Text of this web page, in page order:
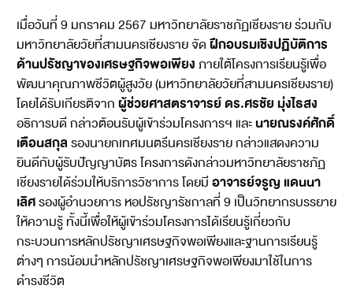
เมื่อวันที่ 9 มกราคม 2567 มหาวิทยาลัยราชภัฏเชียงราย ร่วมกับ
มหาวิทยาลัยวัยที่สามนครเชียงราย จัดฝึกอบรมเชิงปฏิบัติการ
ด้านปรัชญาของเศรษฐกิจพอเพียงภายใต้โครงการเรียนรู้เพื่อ
พัฒนาคุณภาพชีวิตผู้สูงวัย (มหาวิทยาลัยวัยที่สามนครเชียงราย)
โดยได้รับเกียรติจากผู้ช่วยศาสตราจารย์ ดร.ศรชัย มุ่งไธสง
อธิการบดี กล่าวต้อนรับผู้เข้าร่วมโครงการฯ และนายณรงค์ศักดิ์
เตือนสกุลรองนายกเทศมนตรีนครเชียงราย กล่าวแสดงความ
ยินดีกับผู้รับปัญญาบัตร โครงการดังกล่าวมหาวิทยาลัยราชภัฏ
เชียงรายได้ร่วมให้บริการวิชาการ โดยมีอาจารย์จรูญ แดนนา
เลิศรองผู้อำนวยการ หอปรัชญารัชกาลที่ 9 เป็นวิทยากรบรรยาย
ให้ความรู้ ทั้งนี้เพื่อให้ผู้เข้าร่วมโครงการได้เรียนรู้เกี่ยวกับ
กระบวนการหลักปรัชญาเศรษฐกิจพอเพียงและฐานการเรียนรู้
ต่างๆ การน้อมนำหลักปรัชญาเศรษฐกิจพอเพียงมาใช้ในการ
ดำรงชีวิต